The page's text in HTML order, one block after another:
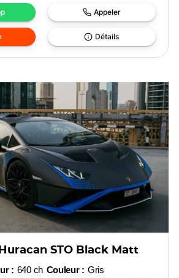
Appeler
Détails
STO Black Matt
: 640 ch Couleur : Gris